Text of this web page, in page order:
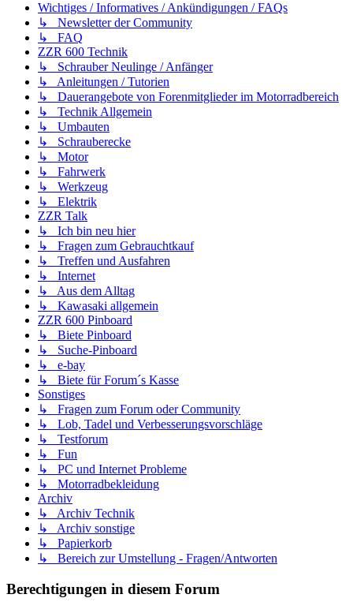
Wichtiges / Informatives / Ankündigungen / FAQs
↳ Newsletter der Community
↳ FAQ
ZZR 600 Technik
↳ Schrauber Neulinge / Anfänger
↳ Anleitungen / Tutorien
↳ Dauerangebote von Forenmitglieder im Motorradbereich
↳ Technik Allgemein
↳ Umbauten
↳ Schrauberecke
↳ Motor
↳ Fahrwerk
↳ Werkzeug
↳ Elektrik
ZZR Talk
↳ Ich bin neu hier
↳ Fragen zum Gebrauchtkauf
↳ Treffen und Ausfahren
↳ Internet
↳ Aus dem Alltag
↳ Kawasaki allgemein
ZZR 600 Pinboard
↳ Biete Pinboard
↳ Suche-Pinboard
↳ e-bay
↳ Biete für Forum´s Kasse
Sonstiges
↳ Fragen zum Forum oder Community
↳ Lob, Tadel und Verbesserungsvorschläge
↳ Testforum
↳ Fun
↳ PC und Internet Probleme
↳ Motorradbekleidung
Archiv
↳ Archiv Technik
↳ Archiv sonstige
↳ Papierkorb
↳ Bereich zur Umstellung - Fragen/Antworten
Berechtigungen in diesem Forum